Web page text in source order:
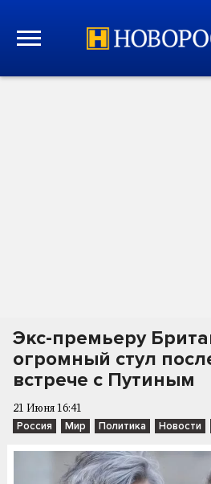
Экс-премьеру
огромный стул
встрече с Путиным
21 Июня 16:41
Россия Мир Политика Новости